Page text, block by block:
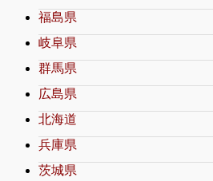
福島県
岐阜県
群馬県
広島県
北海道
兵庫県
茨城県